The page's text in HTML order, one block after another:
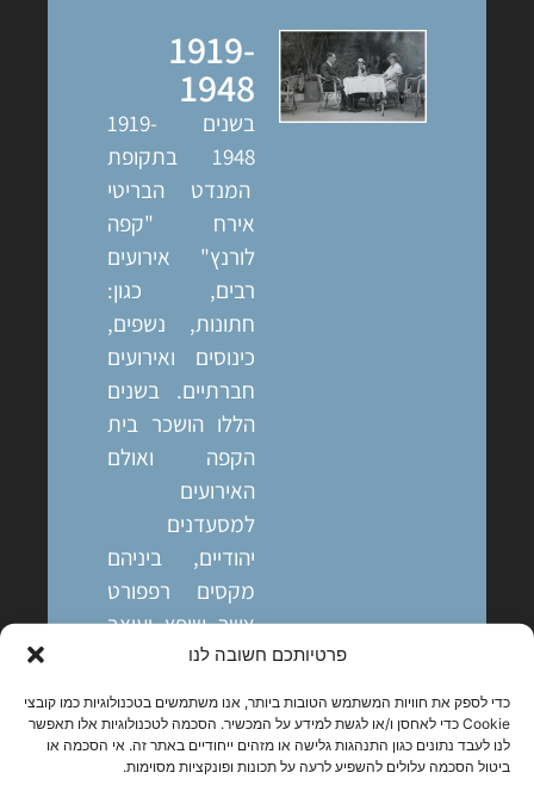
פרטיותכם חשובה לנו
כדי לספק את חוויות המשתמש הטובות ביותר, אנו משתמשים בטכנולוגיות כמו קובצי
Cookie כדי לאחסן ו/או לגשת למידע על המכשיר. הסכמה לטכנולוגיות אלו תאפשר
לנו לעבד נתונים כגון התנהגות גלישה או מזהים ייחודיים באתר זה. אי הסכמה או
ביטול הסכמה עלולים להשפיע לרעה על תכונות ופונקציות מסוימות.
1919-
1948
בשנים 1919-
1948 בתקופת
המנדט הבריטי
אירח "קפה
לורנץ" אירועים
רבים, כגון:
חתונות, נשפים,
כינוסים ואירועים
חברתיים. בשנים
הללו הושכר בית
הקפה ואולם
האירועים
למסעדנים
יהודיים, ביניהם
מקסים רפפורט
אשר שיפץ ועיצב
מחדש את המקום
בפרסומים
בעיתוני התקופה